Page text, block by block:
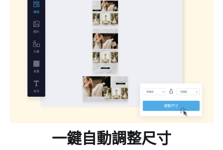
一鍵自動調整尺寸